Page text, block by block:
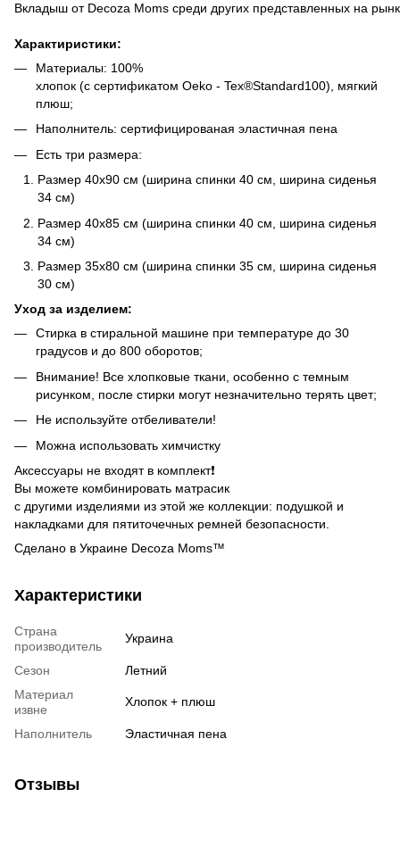
Вкладыш от Decoza Moms среди других представленных на
Характиристики:
Материалы: 100%
хлопок (с сертификатом Oeko - Tex®Standard100), мягкий
плюш;
Наполнитель: сертифицированая эластичная пена
Есть три размера:
Размер 40х90 см (ширина спинки 40 см, ширина сиденья
34 см)
Размер 40х85 см (ширина спинки 40 см, ширина сиденья
34 см)
Размер 35х80 см (ширина спинки 35 см, ширина сиденья
30 см)
Уход за изделием:
Стирка в стиральной машине при температуре до 30
градусов и до 800 оборотов;
Внимание! Все хлопковые ткани, особенно с темным
рисунком, после стирки могут незначительно терять цвет;
Не используйте отбеливатели!
Можна использовать химчистку
Аксессуары не входят в комплект❗️
Вы можете комбинировать матрасик
с другими изделиями из этой же коллекции: подушкой и
накладками для пятиточечных ремней безопасности.
Сделано в Украине Decoza Moms™
Характеристики
Страна
производитель
Украина
Сезон
Летний
Материал
извне
Хлопок + плюш
Наполнитель Эластичная пена
Отзывы